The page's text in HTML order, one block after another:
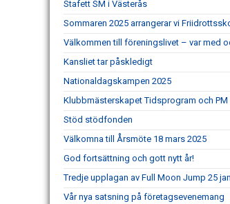
Stafett SM i Västerås
Sommaren 2025 arrangerar vi
Välkommen till föreningslivet – var med
Kansliet tar påskledigt
Nationaldagskampen 2025
Klubbmästerskapet Tidsprogram och PM
Stöd stödfonden
Välkomna till Årsmöte 18 mars 2025
God fortsättning och gott nytt år!
Tredje upplagan av Full Moon Jump 25
Vår nya satsning på företagsevenemang